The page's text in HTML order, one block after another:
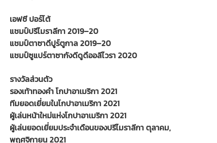
เอฟซี ปอร์โต้
แชมป์ปรีไมราลีกา 2019–20
แชมป์ตาซาดึปูร์ตูกาล 2019–20
แชมป์ซูแปร์ตาซากังดีดูดึออลีไวรา 2020
รางวัลส่วนตัว
รองเท้าทองคำ โกปาอาเมริกา 2021
ทีมยอดเยี่ยมในโกปาอาเมริกา 2021
ผู้เล่นหน้าใหม่แห่งโกปาอาเมริกา 2021
ผู้เล่นยอดเยี่ยมประจำเดือนของปรีไมราลีกา ตุลาคม,
พฤศจิกายน 2021